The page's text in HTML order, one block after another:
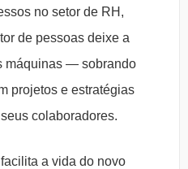
no setor de RH,
de pessoas deixe a
máquinas — sobrando
projetos e estratégias
colaboradores.
a vida do novo